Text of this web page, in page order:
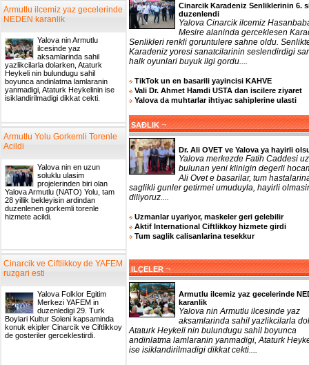
Armutlu ilcemiz yaz gecelerinde
NEDEN karanlik
Yalova nin Armutlu
ilcesinde yaz
aksamlarinda sahil
yazlikcilarla dolarken, Ataturk
Heykeli nin bulundugu sahil
boyunca andinlatma lamlaranin
yanmadigi, Ataturk Heykelinin ise
isiklandirilmadigi dikkat cekti.
Armutlu Yolu Gorkemli Torenle
Acildi
Yalova nin en uzun
soluklu ulasim
projelerinden biri olan
Yalova Armutlu (NATO) Yolu, tam
28 yillik bekleyisin ardindan
duzenlenen gorkemli torenle
hizmete acildi.
Cinarcik ve Ciftlikkoy de YAFEM
ruzgari esti
Yalova Folklor Egitim
Merkezi YAFEM in
duzenledigi 29. Turk
Boylari Kultur Soleni kapsaminda
konuk ekipler Cinarcik ve Ciftlikkoy
de gosteriler gerceklestirdi.
Cinarcik Karadeniz Senliklerinin 6.
duzenlendi
Yalova Cinarcik ilcemiz
Mesire alaninda gerceklesen
Senlikleri renkli goruntulere sahne oldu.
Karadeniz yoresi sanatcilarinin seslendirdigi
halk oyunlari buyuk ilgi gordu....
TikTok un en basarili yayincisi KAHVE
Vali Dr. Ahmet Hamdi USTA dan iscilere ziyaret
Yalova da muhtarlar ihtiyac sahiplerine ulasti
SAĐLIK ¬
Dr. Ali OVET ve Yalova ya hayirli
Yalova merkezde Fatih Caddesi
bulunan yeni klinigin degerli
Ali Ovet e basarilar, tum
saglikli gunler getirmei umuduyla, hayirli
diliyoruz....
Uzmanlar uyariyor, maskeler geri gelebilir
Aktif International Ciftlikkoy hizmete girdi
Tum saglik calisanlarina tesekkur
ILÇELER ¬
Armutlu ilcemiz yaz gecelerinde
karanlik
Yalova nin Armutlu ilcesinde yaz
aksamlarinda sahil yazlikcilarla
Ataturk Heykeli nin bulundugu sahil boyunca
andinlatma lamlaranin yanmadigi, Ataturk
ise isiklandirilmadigi dikkat cekti....